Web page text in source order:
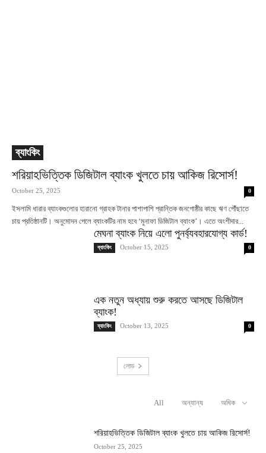
ব্যাংকিং
শরিয়াহভিত্তিক ডিজিটাল ব্যাংক খুলতে চায় আকিজ রিসোর্স!
October 25, 2025 0
ইসলামি ধারার ব্যাংকগুলোর হারানো গ্রাহক টানার পাশাপাশি প্রান্তিক জনগোষ্ঠীর কাছে ঋণ পৌঁছাতে
চায় প্রতিষ্ঠানটি। অনুমোদন পেলে ব্যাংকটির নাম হবে ‘মুনাফা ডিজিটাল ব্যাংক’। এতে অংশীদার...
মেঘনা ব্যাংক নিয়ে এলো পুনর্ব্যবহারযোগ্য কার্ড!
ব্যাংকিং October 15, 2025 0
এক নতুন অধ্যায় শুরু করতে আসছে ডিজিটাল
ব্যাংক!
ব্যাংকিং October 13, 2025 0
লোড
All অন্যান্য অধিক
শরিয়াহভিত্তিক ডিজিটাল ব্যাংক খুলতে চায় আকিজ রিসোর্স!
October 25, 2025